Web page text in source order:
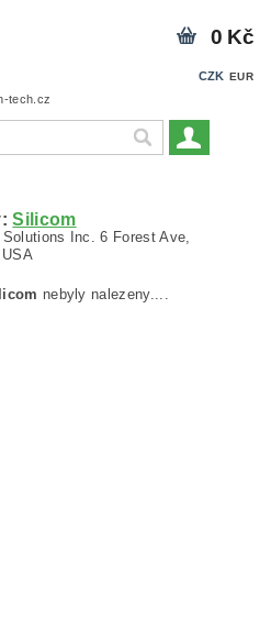
tech.cz
CZK EUR
0 Kč
Silicom
Inc. 6 Forest Ave,
nebyly nalezeny....